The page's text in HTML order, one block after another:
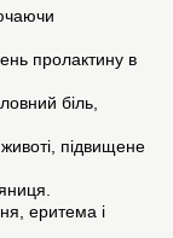
пролактину в
біль,
підвищене
еритема і